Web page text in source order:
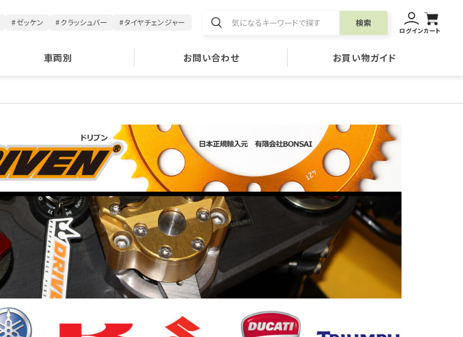
#ゼッケン #クラッシュバー #タイヤチェンジャー 検索
ログインカート
車両別 お問い合わせ お買い物ガイド